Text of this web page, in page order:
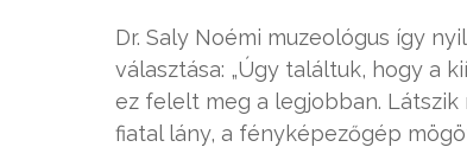
Dr. Saly Noémi muzeológus így
választása: „Úgy találtuk, hogy a
ez felelt meg a legjobban. Látszik
fiatal lány, a fényképezőgép